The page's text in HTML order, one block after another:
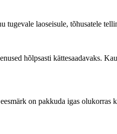
tugevale laoseisule, tõhusatele
hõlpsasti kättesaadavaks.
on pakkuda igas olukorras